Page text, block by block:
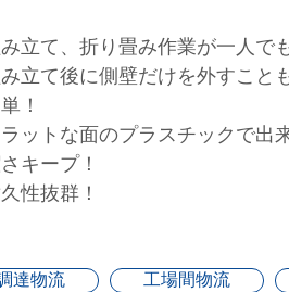
立て、折り畳み作業が一人で
立て後に側壁だけを外すこと
！
ットな面のプラスチックで出
キープ！
性抜群！
達物流 工場間物流